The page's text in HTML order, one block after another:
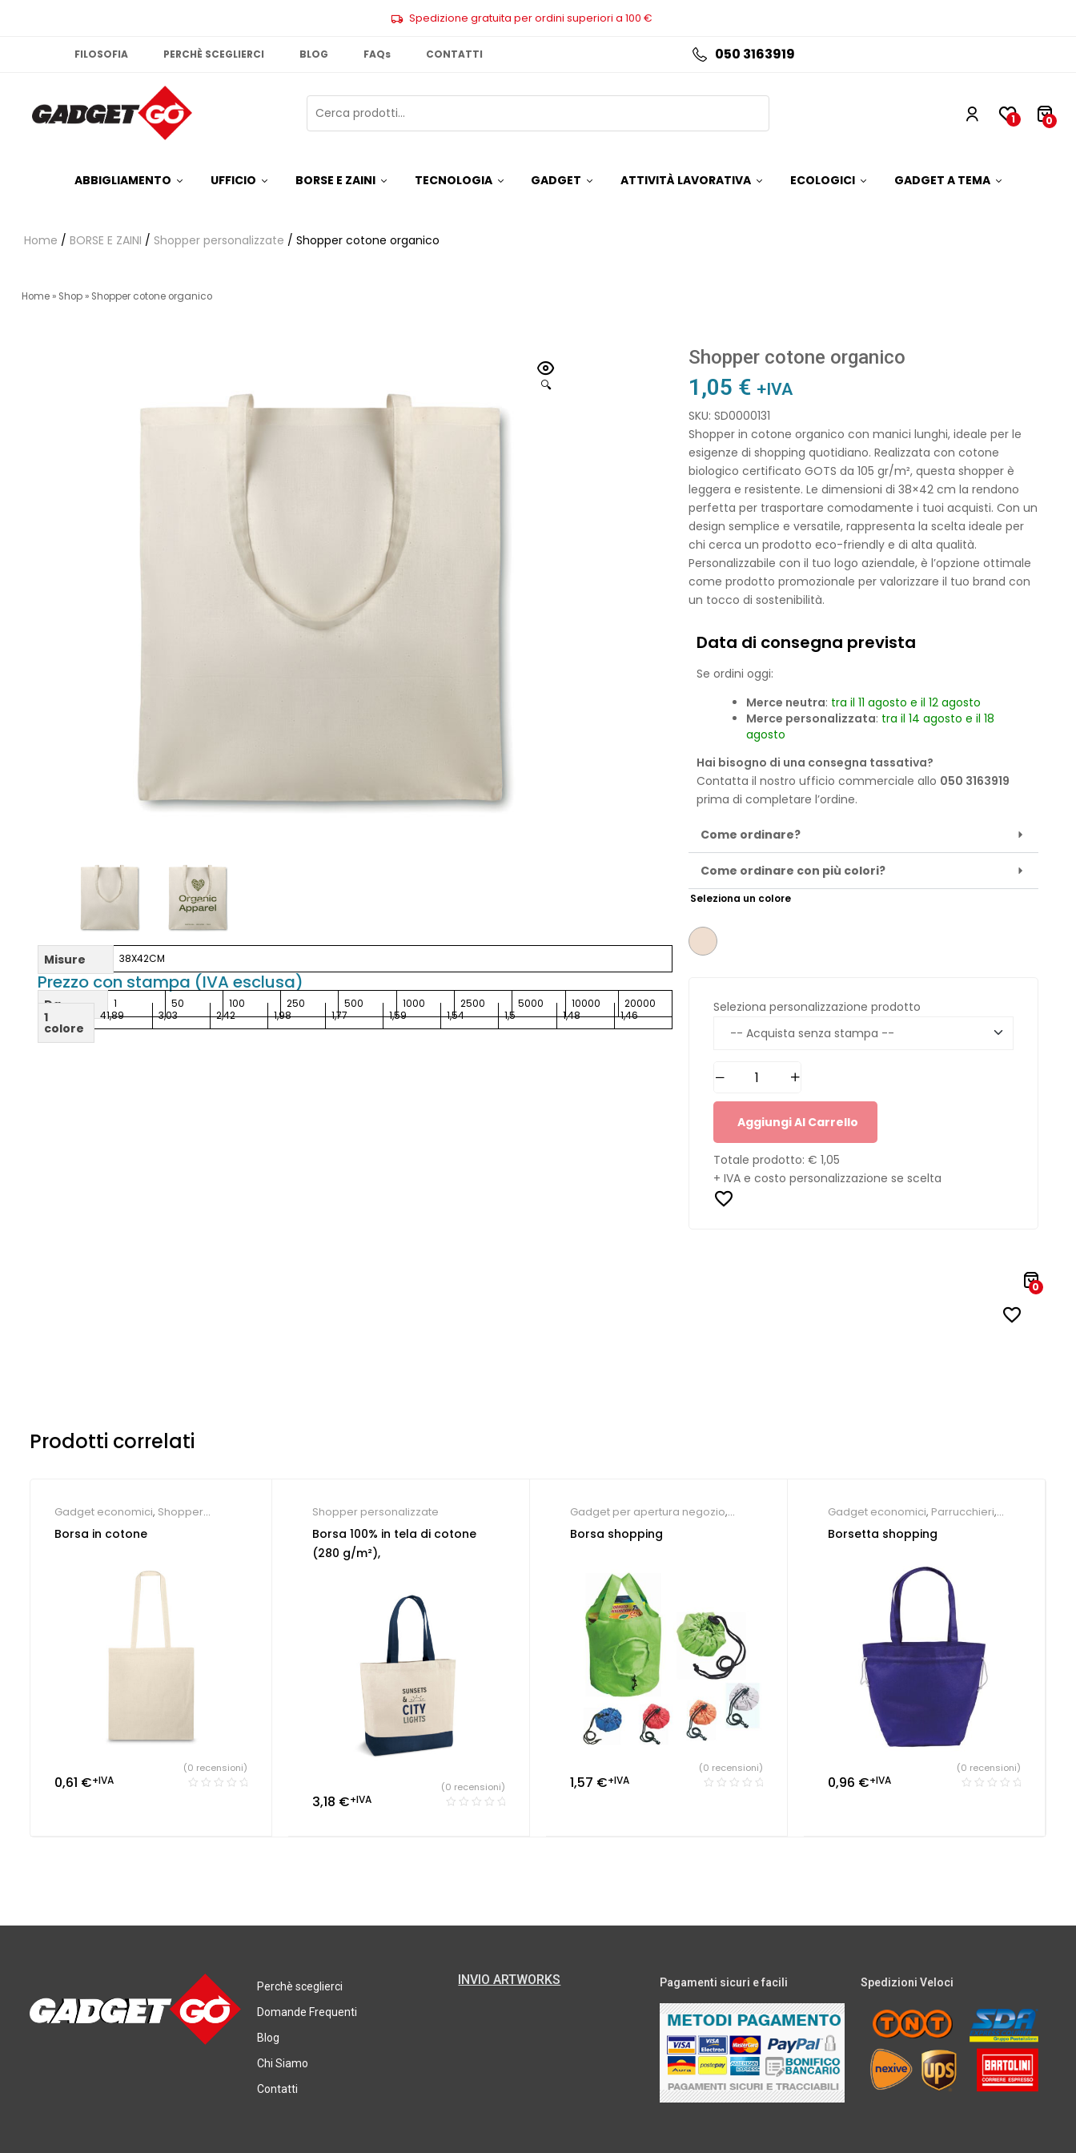
Spedizione gratuita per ordini superiori a 100 €
FILOSOFIA PERCHÈ SCEGLIERCI BLOG FAQs CONTATTI 050 3163919
1 0
ABBIGLIAMENTO UFFICIO BORSE E ZAINI TECNOLOGIA GADGET ATTIVITÀ LAVORATIVA ECOLOGICI GADGET A TEMA
Home / BORSE E ZAINI / Shopper personalizzate / Shopper cotone organico
Home » Shop » Shopper cotone organico
🔍
Misure 38X42CM
Prezzo con stampa (IVA esclusa)
Da 1 50 100 250 500 1000 2500 5000 10000 20000
1
colore
41,89 3,03 2,42 1,98 1,77 1,59 1,54 1,5 1,48 1,46
Shopper cotone organico
1,05 € +IVA
SKU: SD0000131
Shopper in cotone organico con manici lunghi, ideale per le
esigenze di shopping quotidiano. Realizzata con cotone
biologico certificato GOTS da 105 gr/m², questa shopper è
leggera e resistente. Le dimensioni di 38×42 cm la rendono
perfetta per trasportare comodamente i tuoi acquisti. Con un
design semplice e versatile, rappresenta la scelta ideale per
chi cerca un prodotto eco-friendly e di alta qualità.
Personalizzabile con il tuo logo aziendale, è l’opzione ottimale
come prodotto promozionale per valorizzare il tuo brand con
un tocco di sostenibilità.
Data di consegna prevista
Se ordini oggi:
Merce neutra: tra il 11 agosto e il 12 agosto
Merce personalizzata: tra il 14 agosto e il 18
agosto
Hai bisogno di una consegna tassativa?
Contatta il nostro ufficio commerciale allo 050 3163919
prima di completare l’ordine.
Come ordinare?
Come ordinare con più colori?
Seleziona un colore
Seleziona personalizzazione prodotto
Aggiungi Al Carrello
Totale prodotto: € 1,05
+ IVA e costo personalizzazione se scelta
0
Prodotti correlati
Gadget economici, Shopper
personalizzate
Borsa in cotone
0,61 €+IVA
(0 recensioni)
Shopper personalizzate
Borsa 100% in tela di cotone
(280 g/m²),
3,18 €+IVA
(0 recensioni)
Gadget per apertura negozio,
Gadget per eventi
Borsa shopping
1,57 €+IVA
(0 recensioni)
Gadget economici, Parrucchieri,
Shopper personalizzate
Borsetta shopping
0,96 €+IVA
(0 recensioni)
Perchè sceglierci
Domande Frequenti
Blog
Chi Siamo
Contatti
INVIO ARTWORKS Pagamenti sicuri e facili Spedizioni Veloci